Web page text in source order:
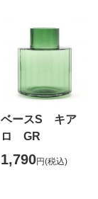
ベースS キア
ロ GR
1,790円(税込)